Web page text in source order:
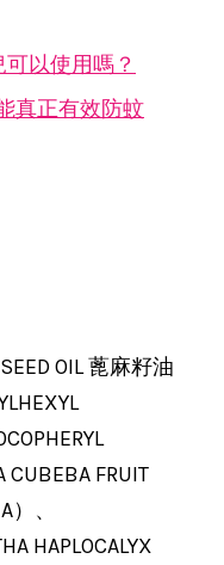
以使用嗎？
真正有效防蚊
OIL 蓖麻籽油
CUBEBA FRUIT
、
HAPLOCALYX